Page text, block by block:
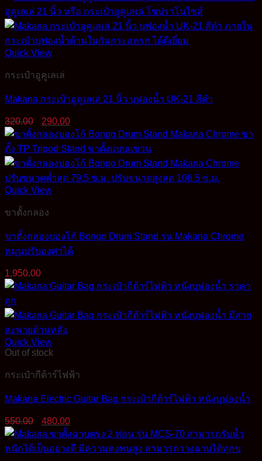
Quick View
กระเป๋าอูคูเลเล่
Makana กระเป๋าอูคูเลเล่ 21 นิ้ว บุฟองน้ำ UK-21 สีดำ
320.00
Original
price
was:
320.00฿.
290.00
price
is:
290.00฿.
Quick View
ขาตั้งกลอง
ขาตั้งกลองบองโก้ Bongo Drum Stand รุ่น Makana Chrome
หมุนปรับองศาได้
1,950.00
Quick View
Out of stock
กระเป๋ากีต้าร์ไฟฟ้า
Makana Electric Guitar Bag กระเป๋ากีต้าร์ไฟฟ้า หนังบุฟองน้ำ
550.00
Original
price
was:
550.00฿.
480.00
price
is:
480.00฿.